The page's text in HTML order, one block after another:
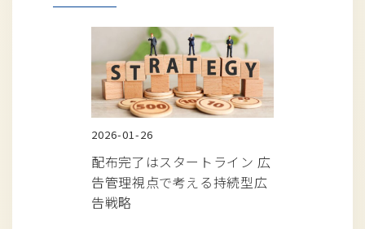
2026-01-26
配布完了はスタートライン 広
告管理視点で考える持続型広
告戦略